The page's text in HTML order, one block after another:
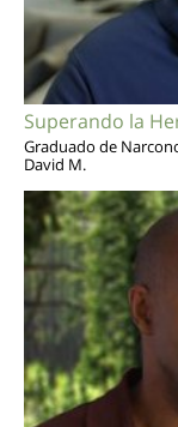
Superando la
Graduado de
David M.